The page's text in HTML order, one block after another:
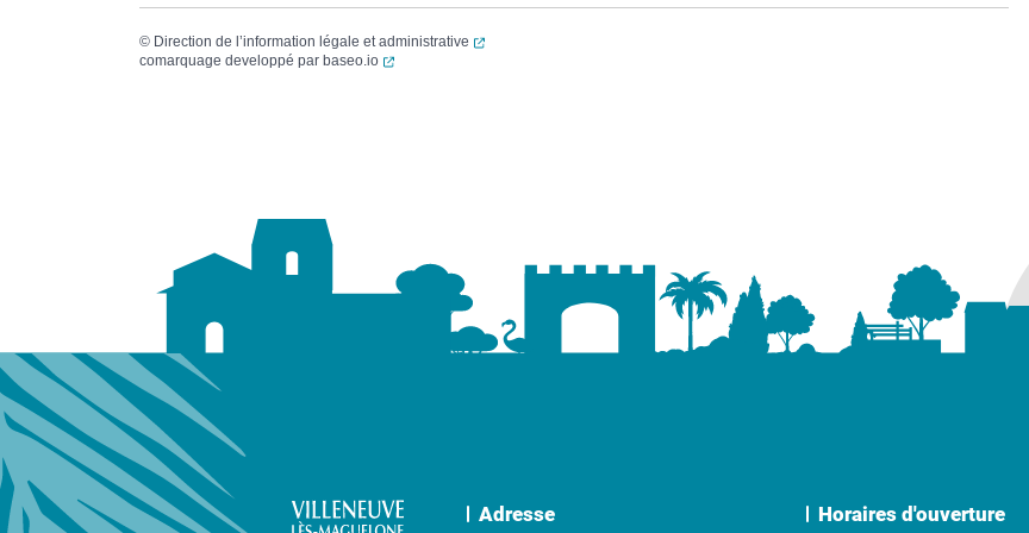
© Direction de l’information légale et administrative
(ouverture dans un nouvel onglet)
comarquage developpé par baseo.io (ouverture dans un nouvel onglet)
Adresse Horaires d'ouverture